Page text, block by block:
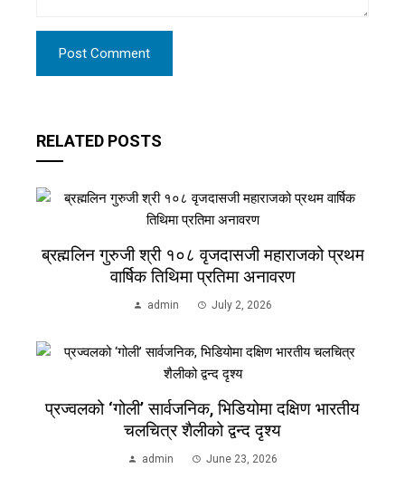
RELATED POSTS
ब्रह्मलिन गुरुजी श्री १०८ वृजदासजी महाराजको प्रथम
वार्षिक तिथिमा प्रतिमा अनावरण
admin July 2, 2026
प्रज्वलको ‘गोली’ सार्वजनिक, भिडियोमा दक्षिण भारतीय
चलचित्र शैलीको द्वन्द दृश्य
admin June 23, 2026